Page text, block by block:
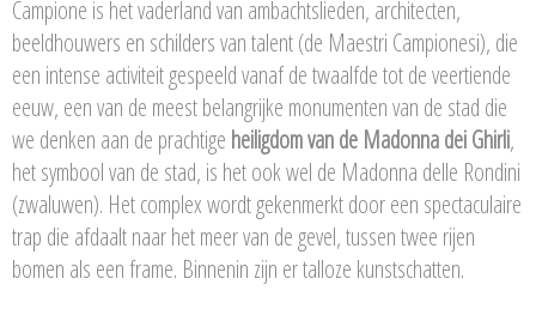
Campione is het vaderland van ambachtslieden, architecten,
beeldhouwers en schilders van talent (de Maestri Campionesi), die
een intense activiteit gespeeld vanaf de twaalfde tot de veertiende
eeuw, een van de meest belangrijke monumenten van de stad die
we denken aan de prachtige heiligdom van de Madonna dei Ghirli,
het symbool van de stad, is het ook wel de Madonna delle Rondini
(zwaluwen). Het complex wordt gekenmerkt door een spectaculaire
trap die afdaalt naar het meer van de gevel, tussen twee rijen
bomen als een frame. Binnenin zijn er talloze kunstschatten.